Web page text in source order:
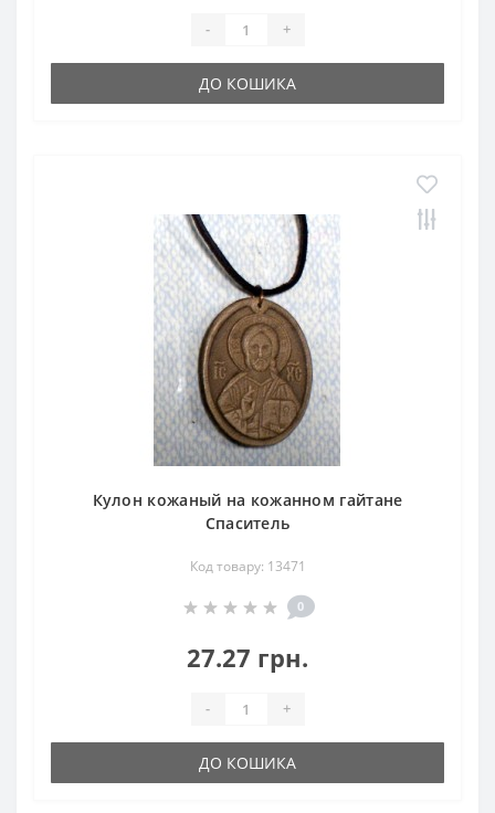
- +
ДО КОШИКА
Кулон кожаный на кожанном гайтане
Спаситель
Код товару: 13471
0
27.27 грн.
- +
ДО КОШИКА